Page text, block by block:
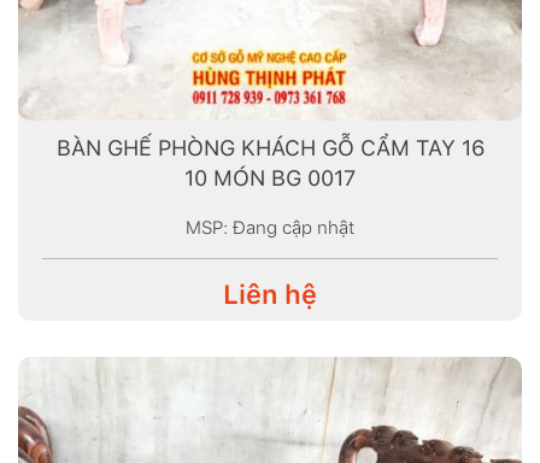
BÀN GHẾ PHÒNG KHÁCH GỖ CẨM TAY 16
10 MÓN BG 0017
MSP: Đang cập nhật
Liên hệ